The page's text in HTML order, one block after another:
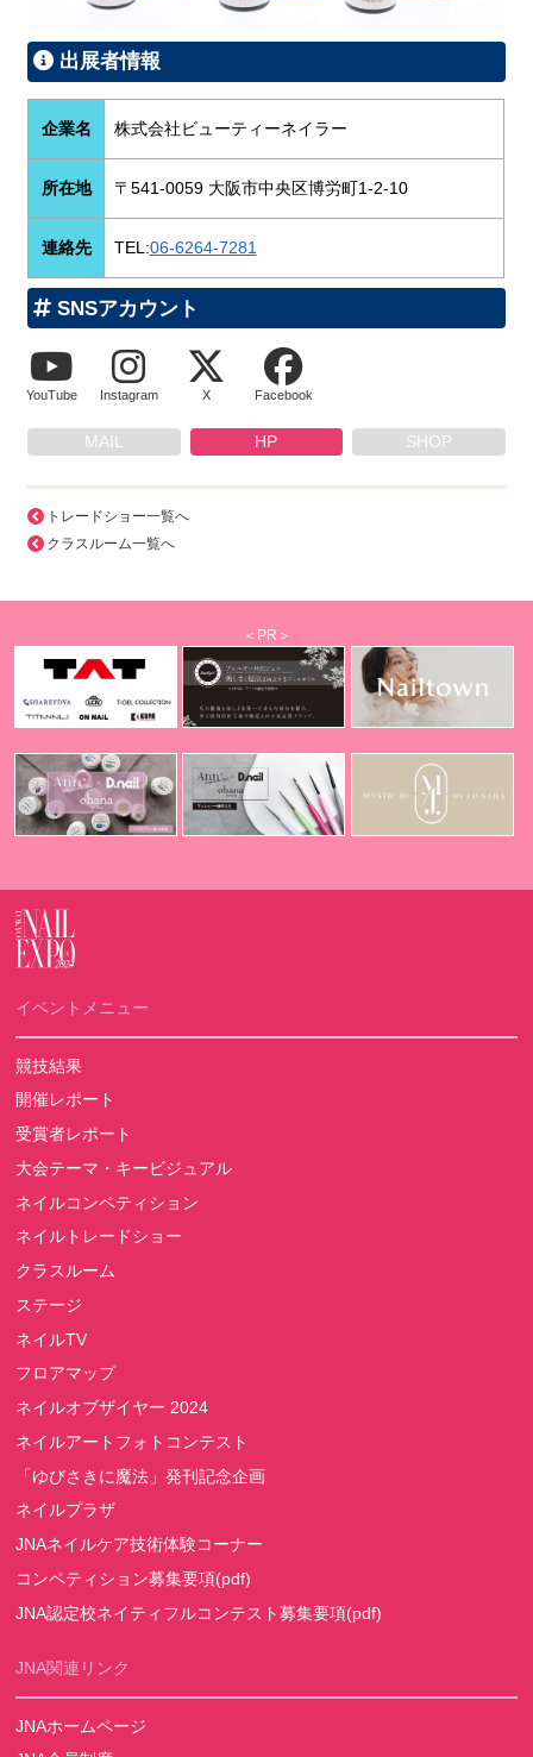
出展者情報
企業名 株式会社ビューティーネイラー
所在地 〒541-0059 大阪市中央区博労町1-2-10
連絡先 TEL:06-6264-7281
SNSアカウント
YouTube Instagram X Facebook
MAIL HP SHOP
トレードショー一覧へ
クラスルーム一覧へ
＜PR＞
イベントメニュー
競技結果
開催レポート
受賞者レポート
大会テーマ・キービジュアル
ネイルコンペティション
ネイルトレードショー
クラスルーム
ステージ
ネイルTV
フロアマップ
ネイルオブザイヤー 2024
ネイルアートフォトコンテスト
「ゆびさきに魔法」発刊記念企画
ネイルプラザ
JNAネイルケア技術体験コーナー
コンペティション募集要項(pdf)
JNA認定校ネイティフルコンテスト募集要項(pdf)
JNA関連リンク
JNAホームページ